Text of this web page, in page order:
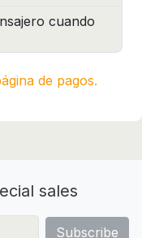
cuando
de pagos.
sales